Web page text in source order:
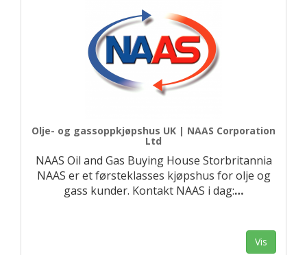
Olje- og gassoppkjøpshus UK | NAAS Corporation
Ltd
NAAS Oil and Gas Buying House Storbritannia
NAAS er et førsteklasses kjøpshus for olje og
gass kunder. Kontakt NAAS i dag:…
Vis